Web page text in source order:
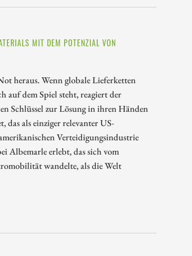
MIT DEM POTENZIAL VON
heraus. Wenn globale Lieferketten
auf dem Spiel steht, reagiert der
Schlüssel zur Lösung in ihren Händen
das als einziger relevanter US-
Verteidigungsindustrie
Albemarle erlebt, das sich vom
wandelte, als die Welt